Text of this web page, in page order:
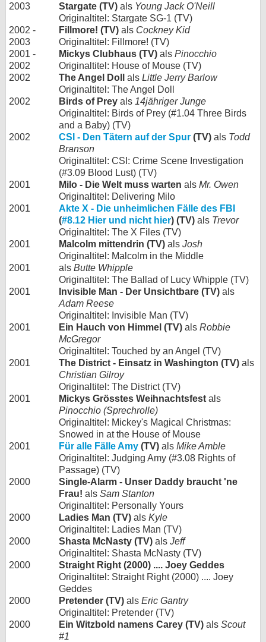
2003
Stargate (TV) als Young Jack O'Neill
Originaltitel: Stargate SG-1 (TV)
2002 -
2003
Fillmore! (TV) als Cockney Kid
Originaltitel: Fillmore! (TV)
2001 -
2002
Mickys Clubhaus (TV) als Pinocchio
Originaltitel: House of Mouse (TV)
2002
The Angel Doll als Little Jerry Barlow
Originaltitel: The Angel Doll
2002
Birds of Prey als 14jähriger Junge
Originaltitel: Birds of Prey (#1.04 Three Birds
and a Baby) (TV)
2002
CSI - Den Tätern auf der Spur (TV) als Todd
Branson
Originaltitel: CSI: Crime Scene Investigation
(#3.09 Blood Lust) (TV)
2001
Milo - Die Welt muss warten als Mr. Owen
Originaltitel: Delivering Milo
2001
Akte X - Die unheimlichen Fälle des FBI
(#8.12 Hier und nicht hier) (TV) als Trevor
Originaltitel: The X Files (TV)
2001
Malcolm mittendrin (TV) als Josh
Originaltitel: Malcolm in the Middle
2001
als Butte Whipple
Originaltitel: The Ballad of Lucy Whipple (TV)
2001
Invisible Man - Der Unsichtbare (TV) als
Adam Reese
Originaltitel: Invisible Man (TV)
2001
Ein Hauch von Himmel (TV) als Robbie
McGregor
Originaltitel: Touched by an Angel (TV)
2001
The District - Einsatz in Washington (TV) als
Christian Gilroy
Originaltitel: The District (TV)
2001
Mickys Grösstes Weihnachtsfest als
Pinocchio (Sprechrolle)
Originaltitel: Mickey's Magical Christmas:
Snowed in at the House of Mouse
2001
Für alle Fälle Amy (TV) als Mike Amble
Originaltitel: Judging Amy (#3.08 Rights of
Passage) (TV)
2000
Single-Alarm - Unser Daddy braucht 'ne
Frau! als Sam Stanton
Originaltitel: Personally Yours
2000
Ladies Man (TV) als Kyle
Originaltitel: Ladies Man (TV)
2000
Shasta McNasty (TV) als Jeff
Originaltitel: Shasta McNasty (TV)
2000
Straight Right (2000) .... Joey Geddes
Originaltitel: Straight Right (2000) .... Joey
Geddes
2000
Pretender (TV) als Eric Gantry
Originaltitel: Pretender (TV)
2000
Ein Witzbold namens Carey (TV) als Scout
#1